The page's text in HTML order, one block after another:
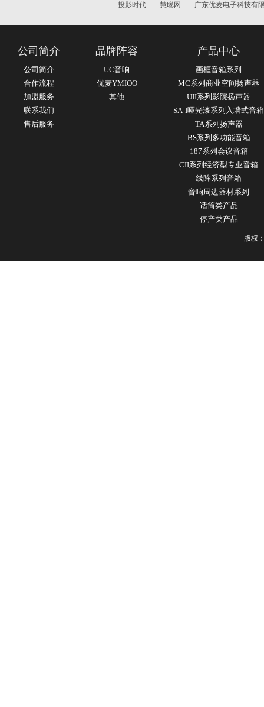
投影时代 慧聪网 广东优麦电子科技有
公司简介
公司简介
合作流程
加盟服务
联系我们
售后服务
品牌阵容
UC音响
优麦YMIOO
其他
产品中心
画框音箱系列
MC系列商业空间扬声器
UII系列影院扬声器
SA-I哑光漆系列入墙式音箱
TA系列扬声器
BS系列多功能音箱
187系列会议音箱
CII系列经济型专业音箱
线阵系列音箱
音响周边器材系列
话筒类产品
停产类产品
版权